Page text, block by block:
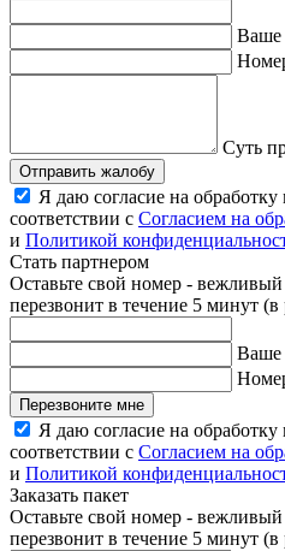
Ваше
Суть
Отправить жалобу
Я даю согласие на
соответствии с Согласием на
и Политикой
Стать партнером
Оставьте свой номер -
перезвонит в течение 5 минут (в
Ваше
Перезвоните мне
Я даю согласие на
соответствии с Согласием на
и Политикой
Заказать пакет
Оставьте свой номер -
перезвонит в течение 5 минут (в